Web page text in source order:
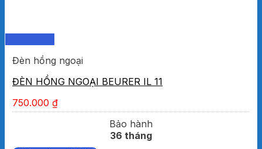
Đèn hồng ngoại
ĐÈN HỒNG NGOẠI BEURER IL 11
750.000 ₫
Bảo hành
36 tháng